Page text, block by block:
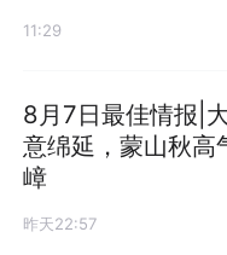
11:29
8月7日最佳情报|
意绵延，蒙山秋高
嶂
昨天22:57